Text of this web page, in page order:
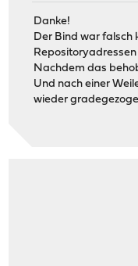
Danke!
Der Bind war falsch
Nachdem das
Und nach einer
wieder